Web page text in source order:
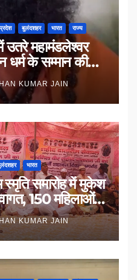
बुलंदशहर भारत राज्य
उतरे महामंडलेश्वर
धर्म के सम्मान की
KUMAR JAIN
भारत
स्मृति समारोह में मुकेश
150 महिलाओं
KUMAR JAIN